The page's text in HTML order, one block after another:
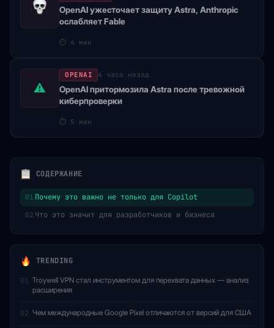
OpenAI ужесточает защиту Astra, Anthropic
ослабляет Fable
⏱ 4 мин
⚠
OPENAI 4 часа назад
OpenAI притормозила Astra после тревожной
киберпроверки
⏱ 5 мин
СОДЕРЖАНИЕ
01 Почему это важно не только для Copilot
02 Что это значит для разработчиков и бизнеса
TRENDING
01 Troywell VPN стал инструментом для перехвата данных — анализ
расширения
02 Чем международные Google Pixel отличаются от версий для США